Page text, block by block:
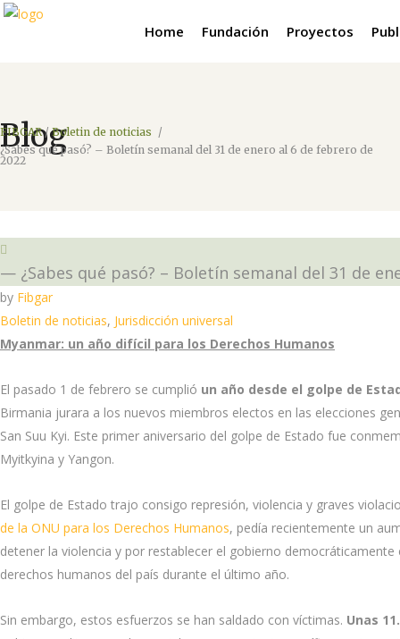
Home Fundación Proyectos
Blog
FIBGAR/Boletin de noticias /
¿Sabes qué pasó? – Boletín semanal del 31 de enero al 6 de febrero de
2022
— ¿Sabes qué pasó? – Boletín semanal del 31 de
by Fibgar
Boletin de noticias, Jurisdicción universal
Myanmar: un año difícil para los Derechos Humanos
El pasado 1 de febrero se cumplió un año desde el golpe de
Birmania jurara a los nuevos miembros electos en las elecciones
San Suu Kyi. Este primer aniversario del golpe de Estado fue
Myitkyina y Yangon.
El golpe de Estado trajo consigo represión, violencia y graves
de la ONU para los Derechos Humanos, pedía recientemente un
detener la violencia y por restablecer el gobierno
derechos humanos del país durante el último año.
Sin embargo, estos esfuerzos se han saldado con víctimas. Unas